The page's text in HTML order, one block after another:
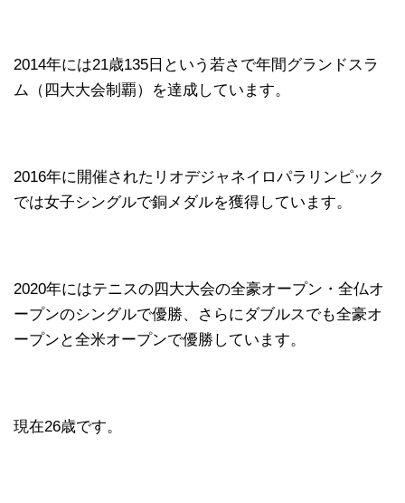
2014年には21歳135日という若さで年間グランドスラ
ム（四大大会制覇）を達成しています。
2016年に開催されたリオデジャネイロパラリンピック
では女子シングルで銅メダルを獲得しています。
2020年にはテニスの四大大会の全豪オープン・全仏オ
ープンのシングルで優勝、さらにダブルスでも全豪オ
ープンと全米オープンで優勝しています。
現在26歳です。